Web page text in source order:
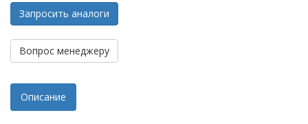
Запросить аналоги
Вопрос менеджеру
Описание